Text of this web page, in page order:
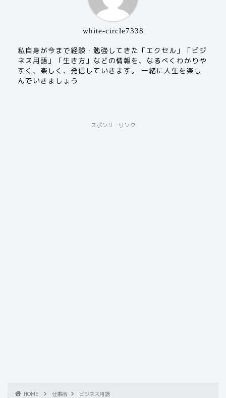
white-circle7338
私自身が今まで経験・勉強してきた「エクセル」「ビジ
ネス用語」「生き方」などの情報を、なるべくわかりや
すく、楽しく、発信していきます。 一緒に人生を楽し
んでいきましょう
スポンサーリンク
HOME 仕事術 ビジネス用語